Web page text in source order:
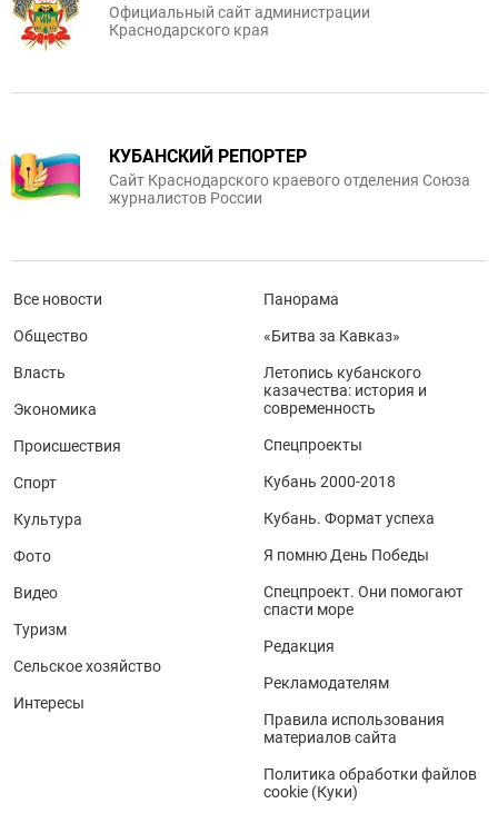
Официальный сайт администрации
Краснодарского края
КУБАНСКИЙ РЕПОРТЕР
Сайт Краснодарского краевого отделения Союза
журналистов России
Все новости
Общество
Власть
Экономика
Происшествия
Спорт
Культура
Фото
Видео
Туризм
Сельское хозяйство
Интересы
Панорама
«Битва за Кавказ»
Летопись кубанского
казачества: история и
современность
Спецпроекты
Кубань 2000-2018
Кубань. Формат успеха
Я помню День Победы
Спецпроект. Они помогают
спасти море
Редакция
Рекламодателям
Правила использования
материалов сайта
Политика обработки файлов
cookie (Куки)